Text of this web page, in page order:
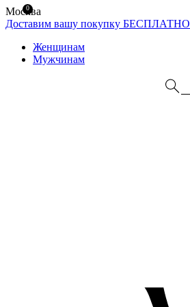
Москва
Доставим вашу покупку БЕСПЛАТНО
Женщинам
Мужчинам
0